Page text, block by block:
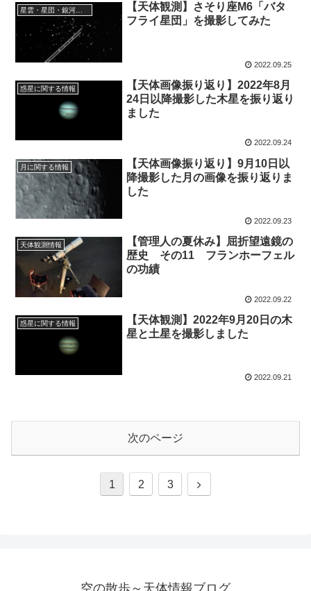
星雲・星団・銀河に関する情報
【天体観測】さそり座M6「バタ
フライ星団」を撮影してみた
2022.09.25
惑星に関する情報
【天体画像振り返り】2022年8月
24日以降撮影した木星を振り返り
ました
2022.09.24
月に関する情報
【天体画像振り返り】9月10日以
降撮影した月の画像を振り返りま
した
2022.09.23
天体観測情報
【管理人の夏休み】屈折望遠鏡の
歴史 その11 フランホーフェル
の功績
2022.09.22
惑星に関する情報
【天体観測】2022年9月20日の木
星と土星を撮影しました
2022.09.21
次のページ
1 2 3
次
空の散歩～天体情報ブログ